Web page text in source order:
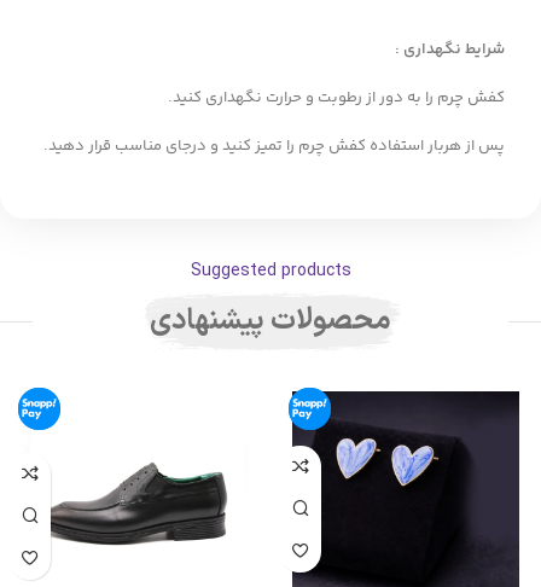
شرایط نگهداری :
کفش چرم را به دور از رطوبت و حرارت نگهداری کنید.
پس از هربار استفاده کفش چرم را تمیز کنید و درجای مناسب قرار دهید.
Suggested products
محصولات پیشنهادی